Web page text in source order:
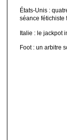
États-Unis :
séance fétichiste
Italie : le jackpot
Foot : un arbitre